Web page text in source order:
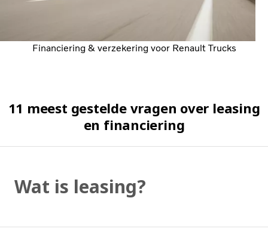
Financiering & verzekering voor Renault Trucks
11 meest gestelde vragen over leasing
en financiering
Wat is leasing?